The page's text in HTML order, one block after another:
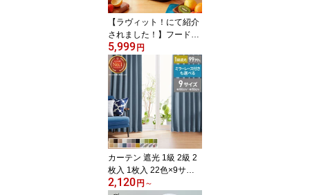
【ラヴィット！にて紹介
されました！】フードド
ライヤー 5段トレイ 食品
乾燥機 ドライフルーツ
無添加 おやつ ディハイ
ドレーター ドライフード
干し ペットフード simpl
us シンプラス SP-FD01
【送料無料】【メーカー
保証1年】
5,999円
カーテン 遮光 1級 2級 2
枚入 1枚入 22色×9サイ
ズ レースカーテン 2枚 4
2,120円 ～